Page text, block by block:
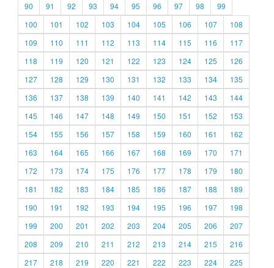
90
91 92 93 94 95 96 97 98
99
100
101 102 103 104 105 106 107
108
109
110 111 112 113 114 115 116
117
118
119 120 121 122 123 124 125
126
127
128 129 130 131 132 133 134
135
136
137 138 139 140 141 142 143
144
145
146 147 148 149 150 151 152
153
154
155 156 157 158 159 160 161
162
163
164 165 166 167 168 169 170
171
172
173 174 175 176 177 178 179
180
181
182 183 184 185 186 187 188
189
190
191 192 193 194 195 196 197
198
199
200 201 202 203 204 205 206
207
208
209 210 211 212 213 214 215
216
217
218 219 220 221 222 223 224
225